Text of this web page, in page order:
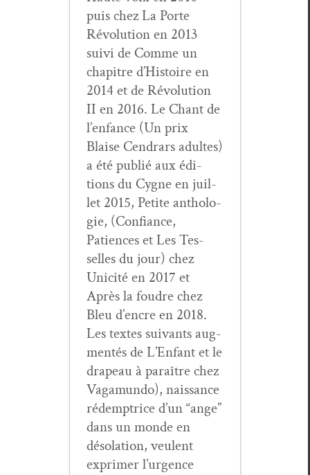
puis chez La Porte
Révo­lu­tion en 2013
suivi de Comme un
chapitre d’His­toire en
2014 et de Révo­lu­tion
II en 2016. Le Chant de
l’en­fance (Un prix
Blaise Cen­drars adultes)
a été pub­lié aux édi­
tions du Cygne en juil­
let 2015, Petite antholo­
gie, (Con­fi­ance,
Patiences et Les Tes­
selles du jour) chez
Unic­ité en 2017 et
Après la foudre chez
Bleu d’en­cre en 2018.
Les textes suiv­ants aug­
men­tés de L’En­fant et le
dra­peau à paraître chez
Vaga­mun­do), nais­sance
rédemptrice d’un “ange”
dans un monde en
déso­la­tion, veu­lent
exprimer l’ur­gence